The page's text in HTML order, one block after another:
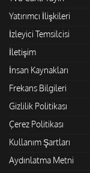
Yatırımcı İlişkileri
İzleyici Temsilcisi
İletişim
İnsan Kaynakları
Frekans Bilgileri
Gizlilik Politikası
Çerez Politikası
Kullanım Şartları
Aydınlatma Metni